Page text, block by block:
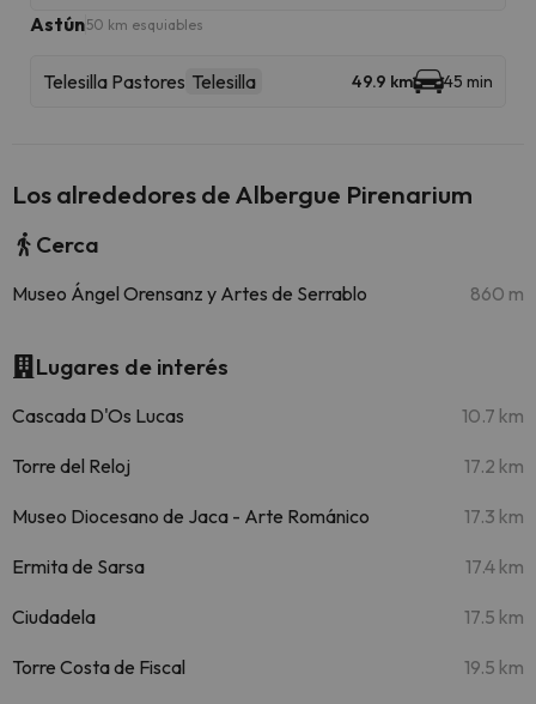
Astún50 km esquiables
Telesilla Pastores Telesilla 49.9 km 45 min
Los alrededores de Albergue Pirenarium
Cerca
Museo Ángel Orensanz y Artes de Serrablo 860 m
Lugares de interés
Cascada D'Os Lucas 10.7 km
Torre del Reloj 17.2 km
Museo Diocesano de Jaca - Arte Románico 17.3 km
Ermita de Sarsa 17.4 km
Ciudadela 17.5 km
Torre Costa de Fiscal 19.5 km